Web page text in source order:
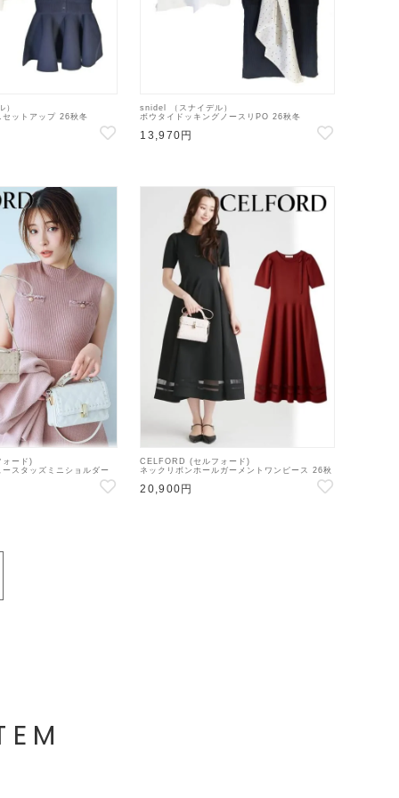
）
セットアップ 26秋冬
snidel （スナイデル）
ボウタイドッキングノースリPO 26秋冬
【SWNT264167】タンクトップ・ノースリーブ
トップス
13,970円
ード)
スタッズミニショルダー
】ハンド・ショルダー
CELFORD (セルフォード)
ネックリボンホールガーメントワンピース 26秋
20,900円